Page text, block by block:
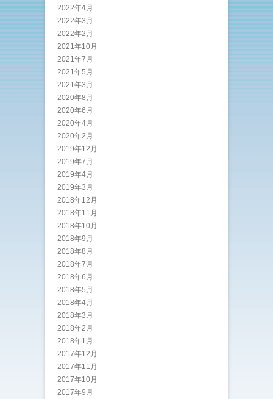
2022年4月
2022年3月
2022年2月
2021年10月
2021年7月
2021年5月
2021年3月
2020年8月
2020年6月
2020年4月
2020年2月
2019年12月
2019年7月
2019年4月
2019年3月
2018年12月
2018年11月
2018年10月
2018年9月
2018年8月
2018年7月
2018年6月
2018年5月
2018年4月
2018年3月
2018年2月
2018年1月
2017年12月
2017年11月
2017年10月
2017年9月